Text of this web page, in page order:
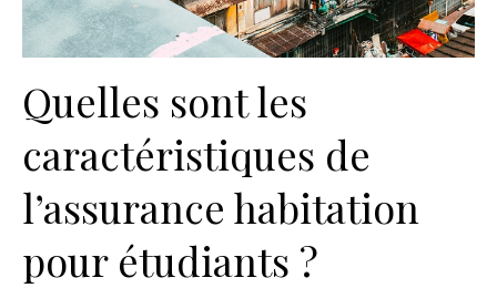
Quelles sont les
caractéristiques de
l’assurance habitation
pour étudiants ?